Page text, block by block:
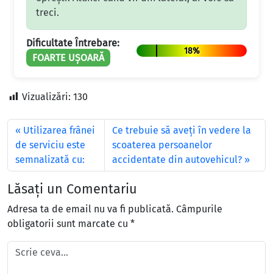
treci.
Dificultate Întrebare:
FOARTE UȘOARĂ
18%
Vizualizări: 130
Utilizarea frânei
de serviciu este
semnalizată cu:
Ce trebuie să aveţi în vedere la
scoaterea persoanelor
accidentate din autovehicul?
Lăsați un Comentariu
Adresa ta de email nu va fi publicată. Câmpurile
obligatorii sunt marcate cu *